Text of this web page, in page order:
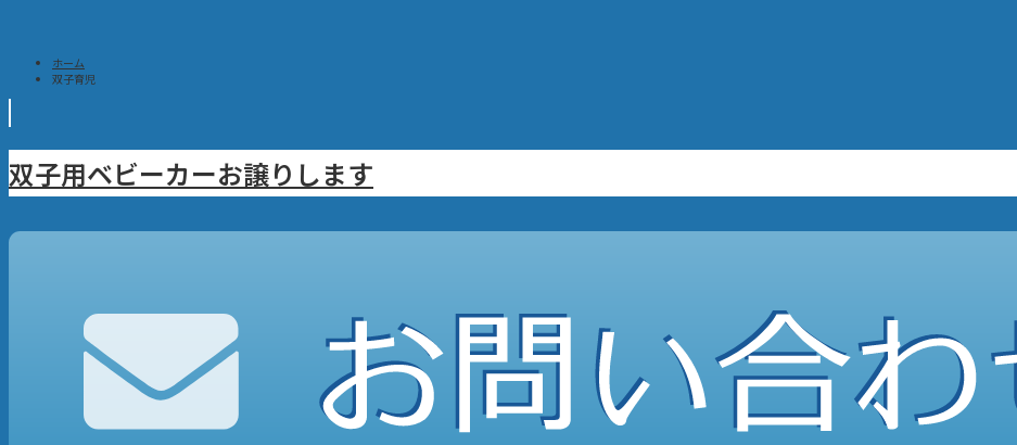
ホーム
双子育児
双子用ベビーカーお譲りします